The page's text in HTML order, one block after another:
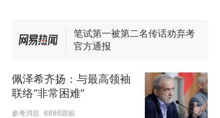
来源：参考消息）
笔试第一被第二名传话劝弃考
官方通报
间创作“悬浮字” 网友：真·裸眼
3D！
热
“不想干了特提出辞职”，疑
似南京大学数院院长辞职信流
传，院方回应：喻良教授已卸
佩泽希齐扬：与最高领袖
联络“非常困难”
参考消息 6886跟贴